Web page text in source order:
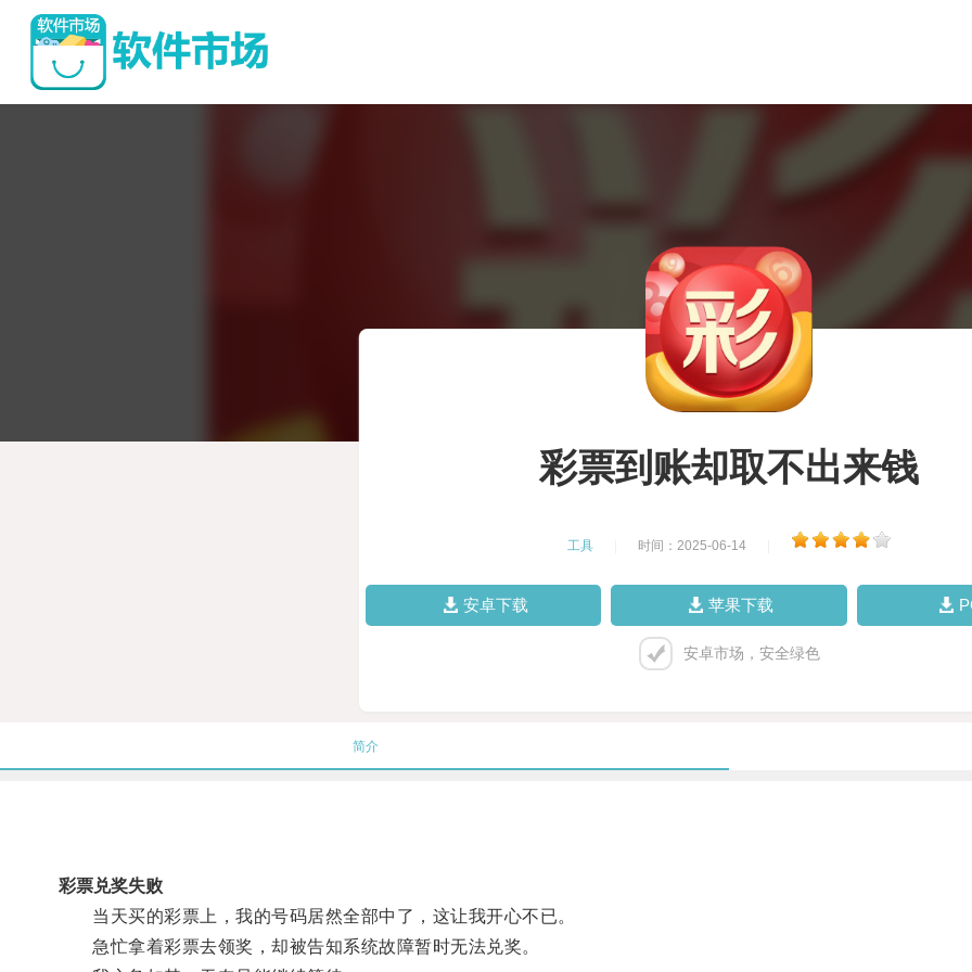
彩票到账却取不出来钱
工具 时间：2025-06-14
安卓下载 苹果下载
安卓市场，安全绿色
简介
彩票兑奖失败
当天买的彩票上，我的号码居然全部中了，这让我开心不已。
急忙拿着彩票去领奖，却被告知系统故障暂时无法兑奖。